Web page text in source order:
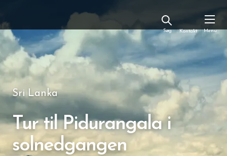
Kontakt
Sri Lanka
Tur til Pidurangala i
solnedgangen